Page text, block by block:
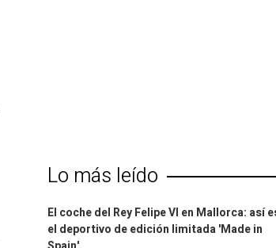
Lo más leído
El coche del Rey Felipe VI en Mallorca: así
el deportivo de edición limitada 'Made in